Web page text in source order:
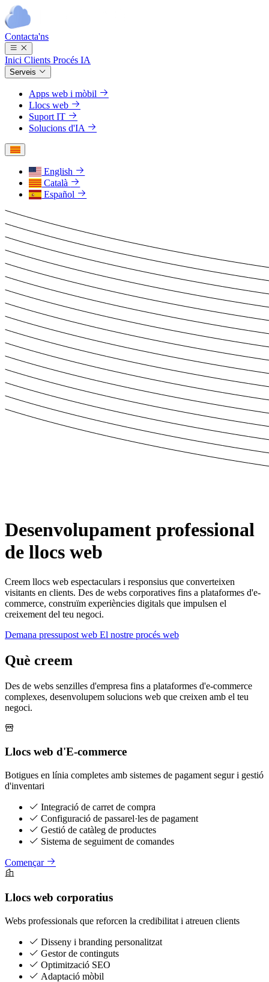
Contacta'ns
Inici Clients Procés IA
Serveis
Apps web i mòbil
Llocs web
Suport IT
Solucions d'IA
English
Català
Español
Desenvolupament professional
de llocs web
Creem llocs web espectaculars i responsius que converteixen
visitants en clients. Des de webs corporatives fins a plataformes d'e-
commerce, construïm experiències digitals que impulsen el
creixement del teu negoci.
Demana pressupost web El nostre procés web
Què creem
Des de webs senzilles d'empresa fins a plataformes d'e-commerce
complexes, desenvolupem solucions web que creixen amb el teu
negoci.
Llocs web d'E-commerce
Botigues en línia completes amb sistemes de pagament segur i gestió
d'inventari
Integració de carret de compra
Configuració de passarel·les de pagament
Gestió de catàleg de productes
Sistema de seguiment de comandes
Començar
Llocs web corporatius
Webs professionals que reforcen la credibilitat i atreuen clients
Disseny i branding personalitzat
Gestor de continguts
Optimització SEO
Adaptació mòbil